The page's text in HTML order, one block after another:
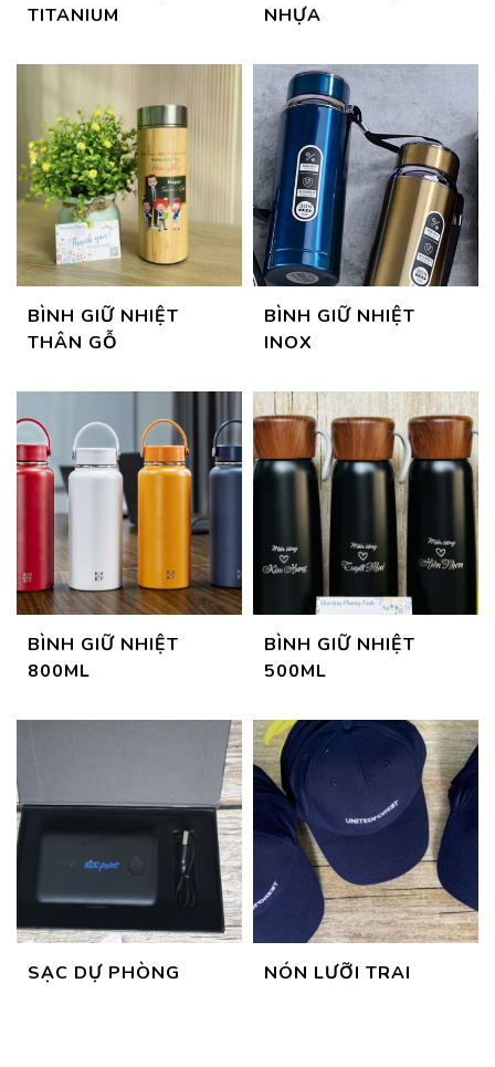
TITANIUM
NHỰA
BÌNH GIỮ NHIỆT
THÂN GỖ
BÌNH GIỮ NHIỆT
INOX
BÌNH GIỮ NHIỆT
800ML
BÌNH GIỮ NHIỆT
500ML
SẠC DỰ PHÒNG NÓN LƯỠI TRAI